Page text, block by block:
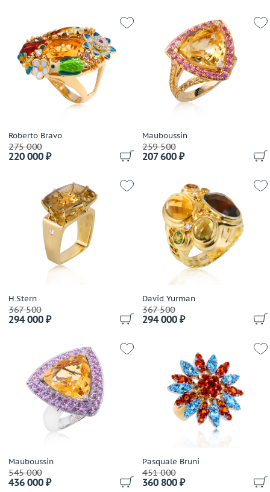
Roberto Bravo
275 000
220 000 ₽
Mauboussin
259 500
207 600 ₽
H.Stern
367 500
294 000 ₽
David Yurman
367 500
294 000 ₽
Mauboussin
545 000
436 000 ₽
Pasquale Bruni
451 000
360 800 ₽